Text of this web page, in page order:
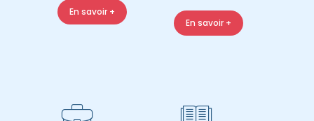
En savoir +
En savoir +